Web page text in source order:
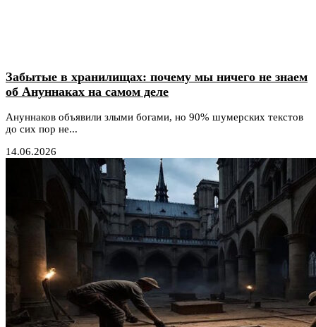
Забытые в хранилищах: почему мы ничего не знаем
об Ануннаках на самом деле
Ануннаков объявили злыми богами, но 90% шумерских текстов
до сих пор не...
14.06.2026